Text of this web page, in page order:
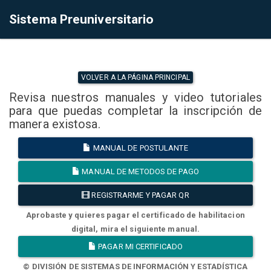
Sistema Preuniversitario
VOLVER A LA PÁGINA PRINCIPAL
Revisa nuestros manuales y video tutoriales
para que puedas completar la inscripción de
manera existosa.
MANUAL DE POSTULANTE
MANUAL DE METODOS DE PAGO
REGISTRARME Y PAGAR QR
Aprobaste y quieres pagar el certificado de habilitacion
digital, mira el siguiente manual.
PAGAR MI CERTIFICADO
© DIVISIÓN DE SISTEMAS DE INFORMACIÓN Y ESTADÍSTICA